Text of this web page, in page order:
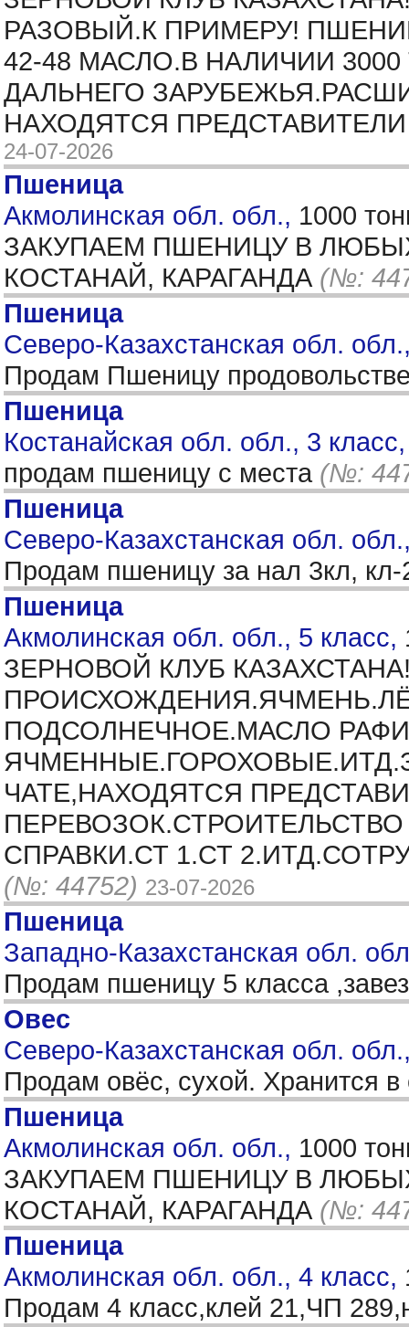
РАЗОВЫЙ.К ПРИМЕРУ!
42-48 МАСЛО.В НАЛИЧИИ
ДАЛЬНЕГО
НАХОДЯТСЯ
24-07-2026
Пшеница
Акмолинская обл. обл., 1000
ЗАКУПАЕМ ПШЕНИЦУ В
КОСТАНАЙ, КАРАГАНДА (№:
Пшеница
Северо-Казахстанская обл.
Продам Пшеницу
Пшеница
Костанайская обл. обл., 3
продам пшеницу с места (№:
Пшеница
Северо-Казахстанская обл.
Продам пшеницу за нал 3кл,
Пшеница
Акмолинская обл. обл., 5 класс,
ЗЕРНОВОЙ КЛУБ
ПОДСОЛНЕЧНОЕ.МАСЛО
ЧАТЕ,НАХОДЯТСЯ
СПРАВКИ.СТ 1.СТ
(№: 44752) 23-07-2026
Пшеница
Западно-Казахстанская обл.
Продам пшеницу 5 класса
Овес
Северо-Казахстанская обл.
Продам овёс, сухой. Хранится
Пшеница
Акмолинская обл. обл., 1000
ЗАКУПАЕМ ПШЕНИЦУ В
КОСТАНАЙ, КАРАГАНДА (№:
Пшеница
Акмолинская обл. обл., 4 класс,
Продам 4 класс,клей 21,ЧП